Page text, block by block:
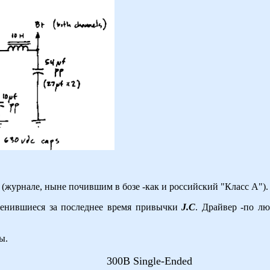
(журнале, ныне почившим в бозе -как и российский "Класс А").
за последнее время привычкиJ.C. Драйвер -по
300B Single-Ended